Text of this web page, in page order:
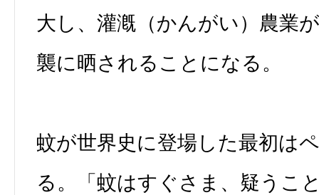
大し、灌漑（かんがい）農業
襲に晒されることになる。
蚊が世界史に登場した最初は
る。「蚊はすぐさま、疑うこ